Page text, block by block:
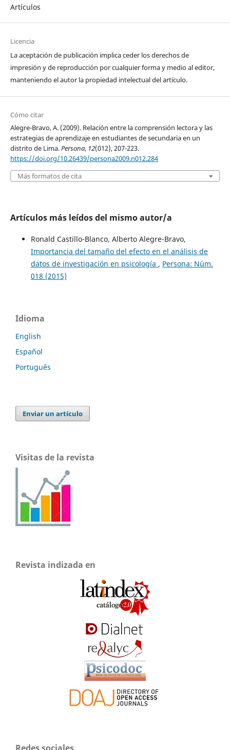
Artículos
Licencia
La aceptación de publicación implica ceder los derechos de
impresión y de reproducción por cualquier forma y medio al editor,
manteniendo el autor la propiedad intelectual del artículo.
Cómo citar
Alegre-Bravo, A. (2009). Relación entre la comprensión lectora y las
estrategias de aprendizaje en estudiantes de secundaria en un
distrito de Lima.Persona, 12(012), 207-223.
https://doi.org/10.26439/persona2009.n012.284
Más formatos de cita
Artículos más leídos del mismo autor/a
Ronald Castillo-Blanco, Alberto Alegre-Bravo,
Importancia del tamaño del efecto en el análisis de
datos de investigación en psicología , Persona: Núm.
018 (2015)
Idioma
English
Español
Português
Enviar un artículo
Visitas de la revista
Revista indizada en
Redes sociales